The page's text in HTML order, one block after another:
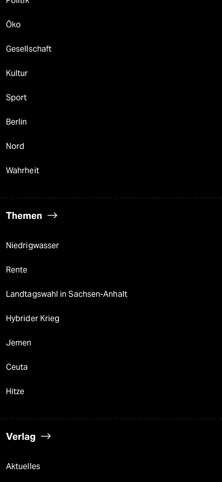
Öko
Gesellschaft
Kultur
Sport
Berlin
Nord
Wahrheit
Themen
Niedrigwasser
Rente
Landtagswahl in Sachsen-Anhalt
Hybrider Krieg
Jemen
Ceuta
Hitze
Verlag
Aktuelles